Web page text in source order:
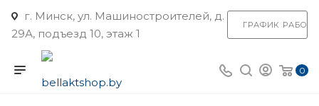
г. Минск, ул. Машиностроителей, д.
29А, подъезд 10, этаж 1
ГРАФИК
0